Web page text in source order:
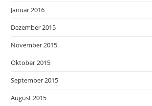
Januar 2016
Dezember 2015
November 2015
Oktober 2015
September 2015
August 2015